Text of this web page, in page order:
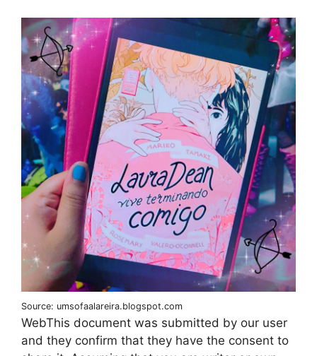
Source: umsofaalareira.blogspot.com
WebThis document was submitted by our user
and they confirm that they have the consent to